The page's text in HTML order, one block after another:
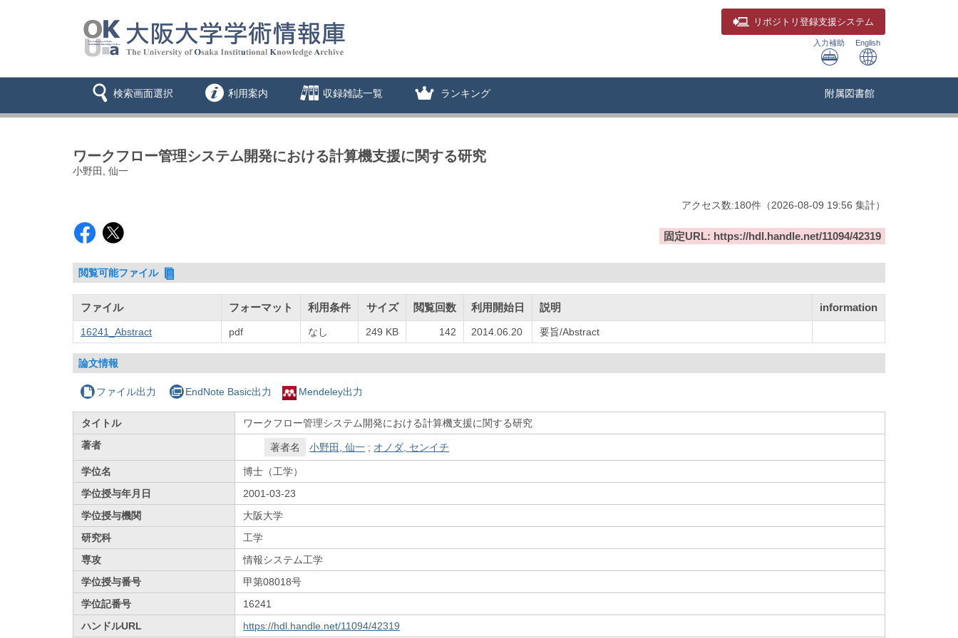
リポジトリ 登録支援システム
入力補助 English
検索画面選択 利用案内 収録雑誌一覧 ランキング 附属図書館
ワークフロー管理システム開発における計算機支援に関する研究
小野田, 仙一
アクセス数:180件 （2026-08-09 19:56 集計）
固定URL: https://hdl.handle.net/11094/42319
閲覧可能ファイル
ファイル フォーマット 利用条件 サイズ 閲覧回数 利用開始日 説明 information
16241_Abstract pdf なし 249 KB 142 2014.06.20 要旨/Abstract
論文情報
ファイル出力 EndNote Basic出力 Mendeley出力
タイトル
ワークフロー管理システム開発における計算機支援に関する研究
著者
著者名 小野田, 仙一 ; オノダ, センイチ
学位名
博士（工学）
学位授与年月日
2001-03-23
学位授与機関
大阪大学
研究科
工学
専攻
情報システム工学
学位授与番号
甲第08018号
学位記番号
16241
ハンドルURL
https://hdl.handle.net/11094/42319